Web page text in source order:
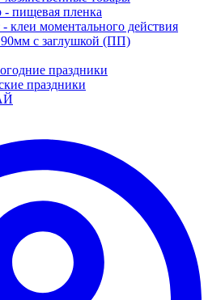
- пищевая пленка
клеи моментального действия
с заглушкой (ПП)
праздники
праздники